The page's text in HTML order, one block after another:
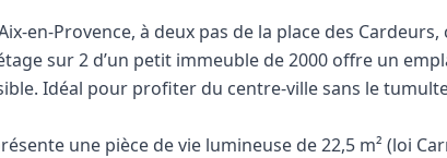
à deux pas de la place des
sur 2 d’un petit immeuble de 2000 offre un
Idéal pour profiter du centre-ville sans le
une pièce de vie lumineuse de 22,5 m² (loi